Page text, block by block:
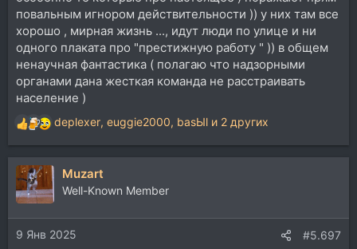
повальным игнором действительности )) у них там все
хорошо , мирная жизнь ..., идут люди по улице и ни
одного плаката про "престижную работу " )) в общем
ненаучная фантастика ( полагаю что надзорными
органами дана жесткая команда не расстраивать
население )
Р
е
а
к
ц
и
и
:
deplexer, euggie2000, basЫl и 2 других
Muzart
Well-Known Member
9 Янв 2025 #5.697